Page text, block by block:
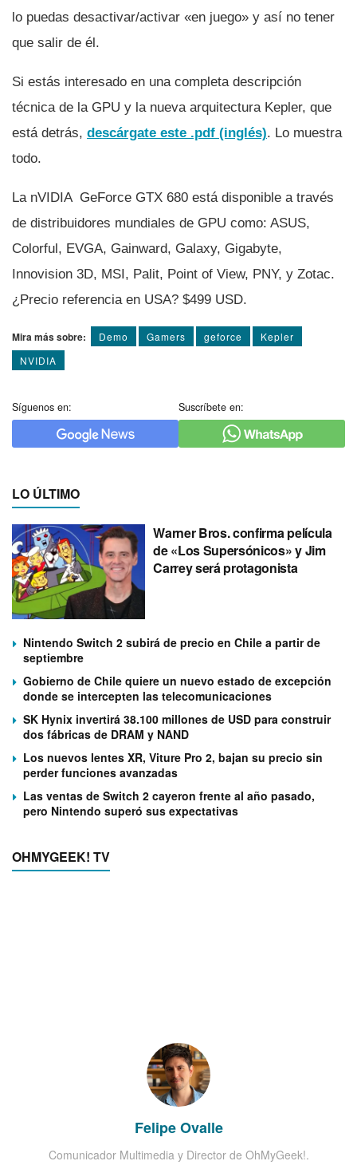
lo puedas desactivar/activar «en juego» y así­ no tener
que salir de él.
Si estás interesado en una completa descripción
técnica de la GPU y la nueva arquitectura Kepler, que
está detrás, descárgate este .pdf (inglés). Lo muestra
todo.
La nVIDIA GeForce GTX 680 está disponible a través
de distribuidores mundiales de GPU como: ASUS,
Colorful, EVGA, Gainward, Galaxy, Gigabyte,
Innovision 3D, MSI, Palit, Point of View, PNY, y Zotac.
¿Precio referencia en USA? $499 USD.
Mira más sobre: Demo Gamers geforce
Kepler
NVIDIA
Síguenos en: Suscríbete en:
LO ÚLTIMO
Warner Bros. confirma película
de «Los Supersónicos» y Jim
Carrey será protagonista
Nintendo Switch 2 subirá de precio en Chile a partir de
septiembre
Gobierno de Chile quiere un nuevo estado de excepción
donde se intercepten las telecomunicaciones
SK Hynix invertirá 38.100 millones de USD para construir
dos fábricas de DRAM y NAND
Los nuevos lentes XR, Viture Pro 2, bajan su precio sin
perder funciones avanzadas
Las ventas de Switch 2 cayeron frente al año pasado,
pero Nintendo superó sus expectativas
OHMYGEEK! TV
Felipe Ovalle
Comunicador Multimedia y Director de OhMyGeek!.